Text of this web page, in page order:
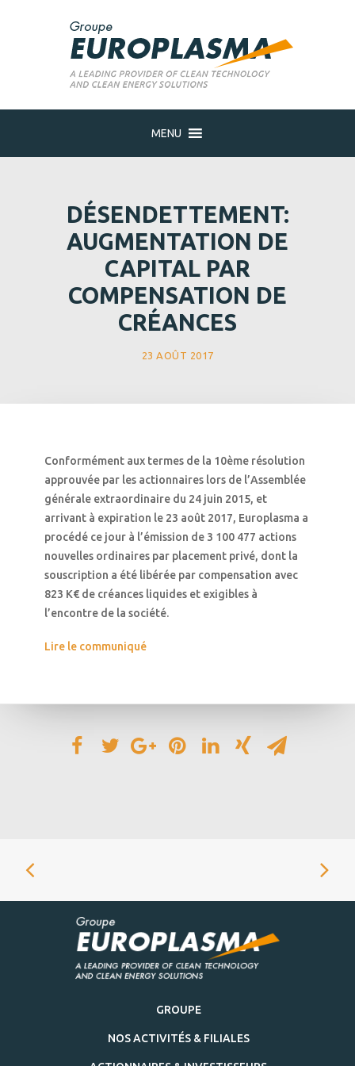
MENU
DÉSENDETTEMENT:
AUGMENTATION DE
CAPITAL PAR
COMPENSATION DE
CRÉANCES
23 AOÛT 2017
Conformément aux termes de la 10ème résolution
approuvée par les actionnaires lors de l’Assemblée
générale extraordinaire du 24 juin 2015, et
arrivant à expiration le 23 août 2017, Europlasma a
procédé ce jour à l’émission de 3 100 477 actions
nouvelles ordinaires par placement privé, dont la
souscription a été libérée par compensation avec
823 K€ de créances liquides et exigibles à
l’encontre de la société.
Lire le communiqué
GROUPE
NOS ACTIVITÉS & FILIALES